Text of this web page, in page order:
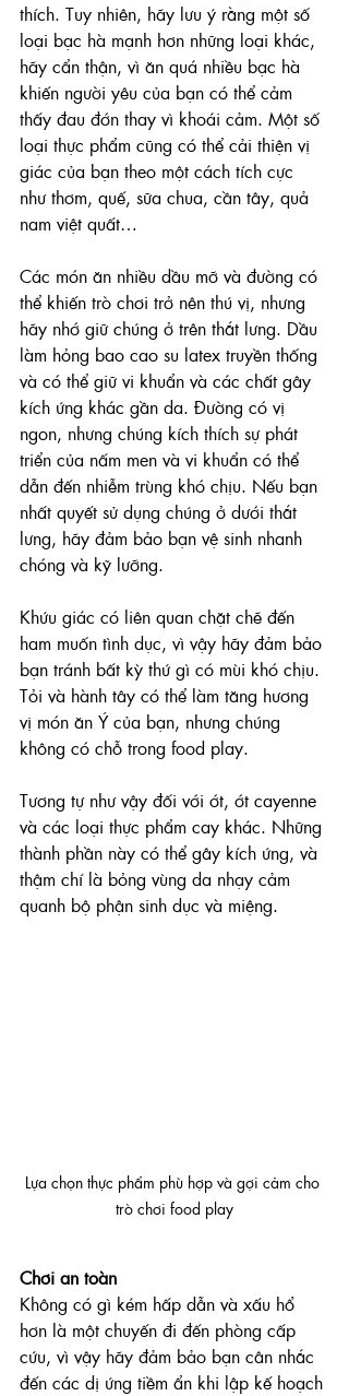
thích. Tuy nhiên, hãy lưu ý rằng một số
loại bạc hà mạnh hơn những loại khác,
hãy cẩn thận, vì ăn quá nhiều bạc hà
khiến người yêu của bạn có thể cảm
thấy đau đớn thay vì khoái cảm. Một số
loại thực phẩm cũng có thể cải thiện vị
giác của bạn theo một cách tích cực
như thơm, quế, sữa chua, cần tây, quả
nam việt quất…
Các món ăn nhiều dầu mỡ và đường có
thể khiến trò chơi trở nên thú vị, nhưng
hãy nhớ giữ chúng ở trên thắt lưng. Dầu
làm hỏng bao cao su latex truyền thống
và có thể giữ vi khuẩn và các chất gây
kích ứng khác gần da. Đường có vị
ngon, nhưng chúng kích thích sự phát
triển của nấm men và vi khuẩn có thể
dẫn đến nhiễm trùng khó chịu. Nếu bạn
nhất quyết sử dụng chúng ở dưới thắt
lưng, hãy đảm bảo bạn vệ sinh nhanh
chóng và kỹ lưỡng.
Khứu giác có liên quan chặt chẽ đến
ham muốn tình dục, vì vậy hãy đảm bảo
bạn tránh bất kỳ thứ gì có mùi khó chịu.
Tỏi và hành tây có thể làm tăng hương
vị món ăn Ý của bạn, nhưng chúng
không có chỗ trong food play.
Tương tự như vậy đối với ớt, ớt cayenne
và các loại thực phẩm cay khác. Những
thành phần này có thể gây kích ứng, và
thậm chí là bỏng vùng da nhạy cảm
quanh bộ phận sinh dục và miệng.
Lựa chọn thực phẩm phù hợp và gợi cảm cho
trò chơi food play
Chơi an toàn
Không có gì kém hấp dẫn và xấu hổ
hơn là một chuyến đi đến phòng cấp
cứu, vì vậy hãy đảm bảo bạn cân nhắc
đến các dị ứng tiềm ẩn khi lập kế hoạch